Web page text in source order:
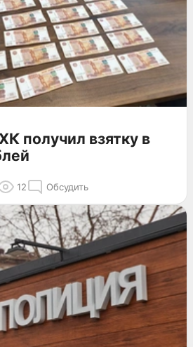
получил взятку в
12 Обсудить